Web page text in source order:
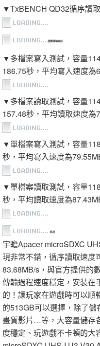
▼TxBENCH QD32循序讀
實際傳輸測試
▼多檔案寫入測試，容量
186.75秒，平均寫入速度為
▼多檔案讀取測試，容量
157.48秒，平均讀取速度為
▼單檔案寫入測試，容量
秒，平均寫入速度為
▼單檔案讀取測試，容量
秒，平均讀取速度為
結語
宇瞻Apacer microSDXC
現非常不錯，循序讀取速度
83.68MB/s，與官方提供的
傳輸過程速度穩定，安裝在
的！讓玩家在遊戲時可以順
的513GB可以選擇，除了
畫質影片…等，大容量儲存
度穩定、玩遊戲不卡頓的